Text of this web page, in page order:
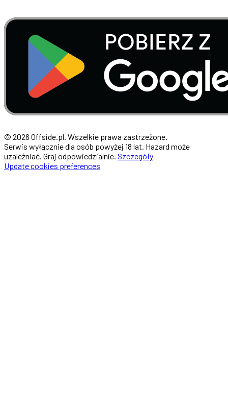
© 2026 Offside.pl. Wszelkie prawa zastrzeżone.
Serwis wyłącznie dla osób powyżej 18 lat. Hazard może
uzależniać. Graj odpowiedzialnie. Szczegóły
Update cookies preferences